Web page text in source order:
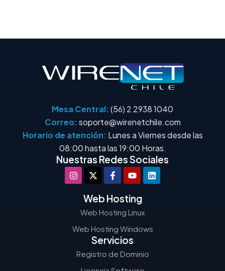
Mesa Central:(56) 2 2938 1040
Correo:soporte@wirenetchile.com
Horario de atención: Lunes a Viernes desde las
08:00 hasta las 19:00 Horas.
Nuestras Redes Sociales
Web Hosting
Web Hosting Linux
Web Hosting Windows
Servicios
Registro de Dominio